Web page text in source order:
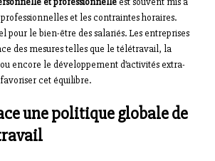
et les contraintes horaires.
pour le bien-être des salariés. Les entreprises
des mesures telles que le télétravail, la
encore le développement d’activités extra-
cet équilibre.
une politique globale de